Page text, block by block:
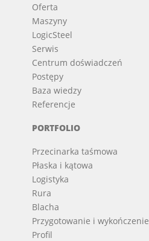
Oferta
Maszyny
LogicSteel
Serwis
Centrum doświadczeń
Postępy
Baza wiedzy
Referencje
PORTFOLIO
Przecinarka taśmowa
Płaska i kątowa
Logistyka
Rura
Blacha
Przygotowanie i wykończenie
Profil